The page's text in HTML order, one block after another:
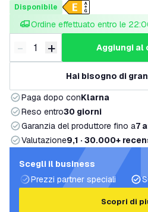
Disponibile
Ordine effettuato entro le
Riduci quantità
- Aumenta quantità
+ aggiungi
Hai bisogno di
Paga dopo conKlarna
Reso entro30 giorni
Garanzia del produttore fino a7
Valutazione9,1 · 30.000+
Scegli il business
Prezzi partner speciali
Scopri di